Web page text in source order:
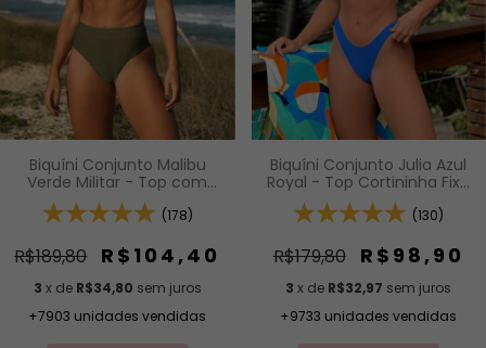
Biquíni Conjunto Malibu
Verde Militar - Top com
Alças Fixas e Bojo
Removível e Calcinha
(178)
R$189,80 R$104,40
3 x de R$34,80 sem juros
+7903 unidades vendidas
Biquíni Conjunto Julia Azul
Royal - Top Cortininha Fixa
com Bojo Removível e
Calcinha Asa Delta Fio
(130)
R$179,80 R$98,90
3 x de R$32,97 sem juros
+9733 unidades vendidas